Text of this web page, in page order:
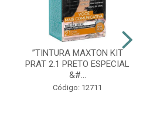
”TINTURA MAXTON KIT
PRAT 2.1 PRETO ESPECIAL
&#...
Código: 12711